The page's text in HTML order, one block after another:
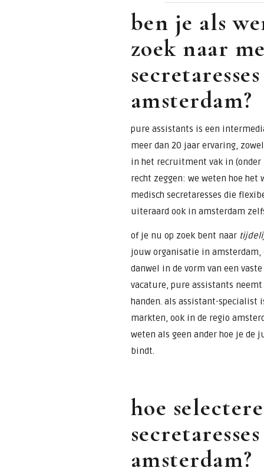
ben je als
zoek naar
amsterdam?
pure assistants is een
meer dan 20 jaar ervaring,
in het recruitment vak in
recht zeggen: we weten hoe
medisch secretaresses die
uiteraard ook in amsterdam
of je nu op zoek bent naar
jouw organisatie in amsterdam,
danwel in de vorm van een
vacature, pure assistants
handen. als assistant-specialist
markten, ook in de regio
weten als geen ander hoe je de
bindt.
hoe
amsterdam?